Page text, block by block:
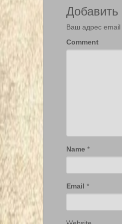
Ваш адрес email
Comment
Name *
Email *